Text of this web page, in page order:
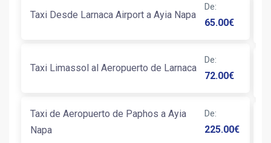
Taxi Desde Larnaca Airport a Ayia Napa
De:
65.00€
Taxi Limassol al Aeropuerto de Larnaca
De:
72.00€
Taxi de Aeropuerto de Paphos a Ayia
Napa
De:
225.00€